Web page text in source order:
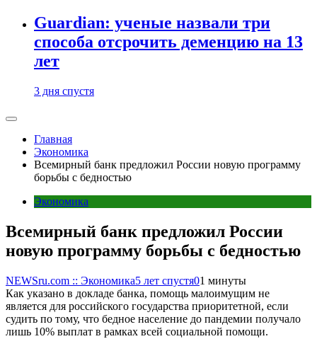
Guardian: ученые назвали три
способа отсрочить деменцию на 13
лет
3 дня спустя
Главная
Экономика
Всемирный банк предложил России новую программу
борьбы с бедностью
Экономика
Всемирный банк предложил России
новую программу борьбы с бедностью
NEWSru.com :: Экономика5 лет спустя01 минуты
Как указано в докладе банка, помощь малоимущим не
является для российского государства приоритетной, если
судить по тому, что бедное население до пандемии получало
лишь 10% выплат в рамках всей социальной помощи.